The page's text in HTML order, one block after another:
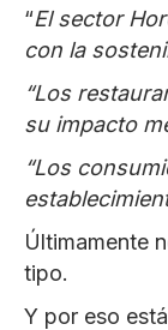
“El sector
con la
“Los
su impacto
“Los
Últimamente
tipo.
Y por eso